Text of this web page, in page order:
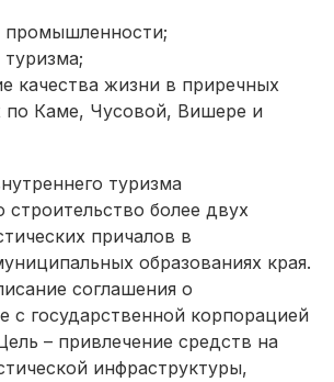
промышленности;
качества жизни в приречных
по Каме, Чусовой, Вишере и
туризма
строительство более двух
причалов в
образованиях края.
соглашения о
с государственной корпорацией
– привлечение средств на
инфраструктуры,